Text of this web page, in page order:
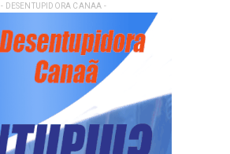
- DESENTUPIDORA CANAA -